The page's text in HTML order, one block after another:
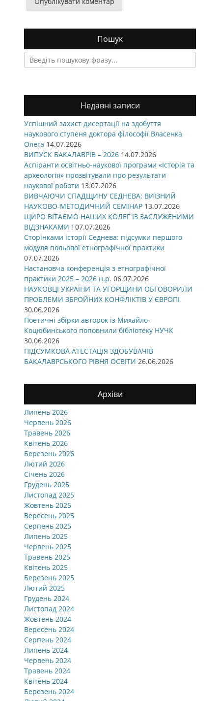
Пошук
Search
for:
Недавні записи
Успішний захист дисертації на здобуття
наукового ступеня доктора філософії Власенка
Олега 14.07.2026
ВИПУСК БАКАЛАВРІВ – 2026 14.07.2026
Аспіранти освітньо-наукової програми «Історія та
археологія» прозвітували про результати
наукової роботи 13.07.2026
ВИВЧАЮЧИ СПАДЩИНУ СЕДНЕВА: ВИЇЗНИЙ
НАУКОВО-МЕТОДИЧНИЙ СЕМІНАР 13.07.2026
ЩИРО ВІТАЄМО НАШИХ КОЛЕГ ІЗ ЗАСЛУЖЕНИМИ
ВІДЗНАКАМИ ! 07.07.2026
Сторінками історії Седнева: підсумки першого
модуля польової етнографічної практики
07.07.2026
Настановча конференція з етнографічної
практики 2025 – 2026 н.р. 06.07.2026
НАУКОВЦІ УКРАЇНИ ТА УГОРЩИНИ ОБГОВОРИЛИ
ПРОБЛЕМИ ЗБРОЙНИХ КОНФЛІКТІВ У ЄВРОПІ
30.06.2026
Поетичні збірки авторок із Михайло-
Коцюбинського поповнили бібліотеку НУЧК
30.06.2026
ПІДСУМКОВА АТЕСТАЦІЯ ЗДОБУВАЧІВ
БАКАЛАВРСЬКОГО РІВНЯ ОСВІТИ 26.06.2026
Архіви
Липень 2026
Червень 2026
Травень 2026
Квітень 2026
Березень 2026
Лютий 2026
Січень 2026
Грудень 2025
Листопад 2025
Жовтень 2025
Вересень 2025
Серпень 2025
Липень 2025
Червень 2025
Травень 2025
Квітень 2025
Березень 2025
Лютий 2025
Грудень 2024
Листопад 2024
Жовтень 2024
Вересень 2024
Серпень 2024
Липень 2024
Червень 2024
Травень 2024
Квітень 2024
Березень 2024